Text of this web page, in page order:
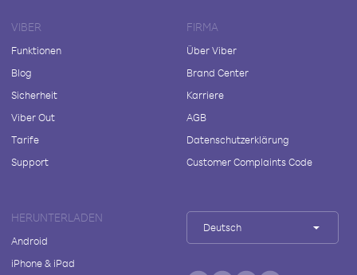
VIBER
Funktionen
Blog
Sicherheit
Viber Out
Tarife
Support
FIRMA
Über Viber
Brand Center
Karriere
AGB
Datenschutzerklärung
Customer Complaints Code
HERUNTERLADEN
Android
iPhone & iPad
Deutsch